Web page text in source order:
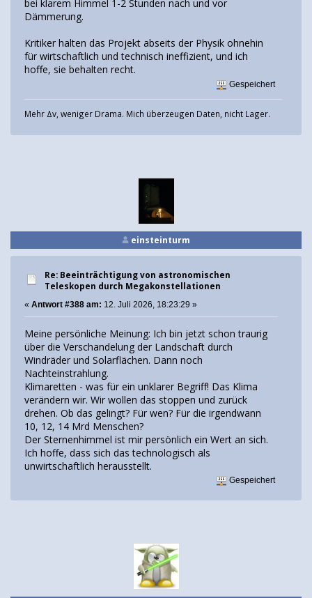
bei klarem Himmel 1-2 Stunden nach und vor
Dämmerung.
Kritiker halten das Projekt abseits der Physik ohnehin
für wirtschaftlich und technisch ineffizient, und ich
hoffe, sie behalten recht.
Gespeichert
Mehr Δv, weniger Drama. Mich überzeugen Daten, nicht Lager.
einsteinturm
Re: Beeinträchtigung von astronomischen
Teleskopen durch Megakonstellationen
« Antwort #388 am: 12. Juli 2026, 18:23:29 »
Meine persönliche Meinung: Ich bin jetzt schon traurig
über die Verschandelung der Landschaft durch
Windräder und Solarflächen. Dann noch
Nachteinstrahlung.
Klimaretten - was für ein unklarer Begriff! Das Klima
verändern wir. Wir wollen das stoppen und zurück
drehen. Ob das gelingt? Für wen? Für die irgendwann
10, 12, 14 Mrd Menschen?
Der Sternenhimmel ist mir persönlich ein Wert an sich.
Ich hoffe, dass sich das technologisch als
unwirtschaftlich herausstellt.
Gespeichert